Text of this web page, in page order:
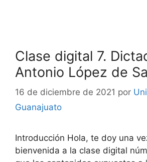
Clase digital 7.
Antonio López de
16 de diciembre de 2021 por
Guanajuato
Introducción Hola, te doy una
bienvenida a la clase digital